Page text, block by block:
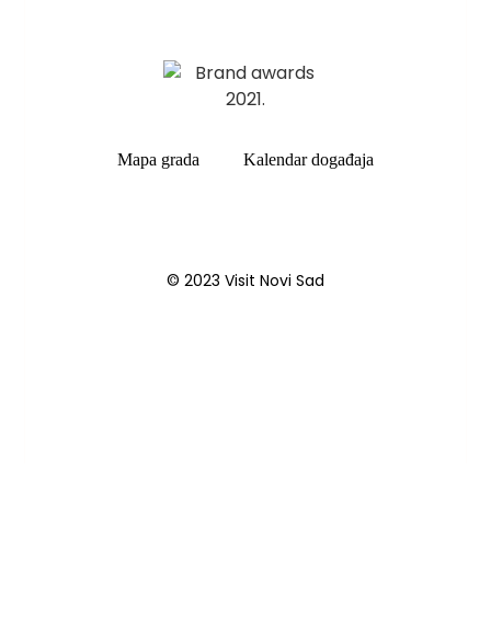
Mapa grada Kalendar događaja
© 2023 Visit Novi Sad